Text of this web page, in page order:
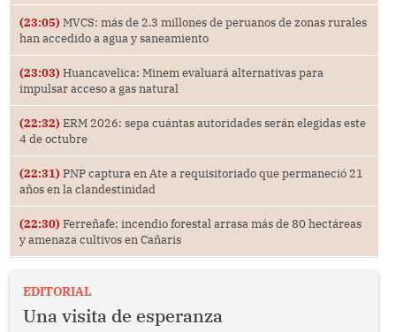
(23:05) MVCS: más de 2.3 millones de peruanos de zonas rurales
han accedido a agua y saneamiento
(23:03) Huancavelica: Minem evaluará alternativas para
impulsar acceso a gas natural
(22:32) ERM 2026: sepa cuántas autoridades serán elegidas este
4 de octubre
(22:31) PNP captura en Ate a requisitoriado que permaneció 21
años en la clandestinidad
(22:30) Ferreñafe: incendio forestal arrasa más de 80 hectáreas
y amenaza cultivos en Cañaris
EDITORIAL
Una visita de esperanza